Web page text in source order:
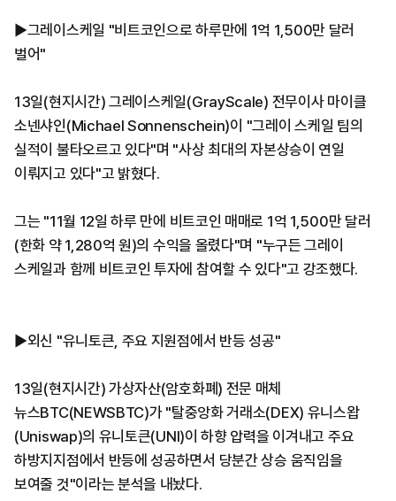
▶그레이스케일 "비트코인으로 하루만에 1억 1,500만 달러
벌어"
13일(현지시간) 그레이스케일(GrayScale) 전무이사 마이클
소넨샤인(Michael Sonnenschein)이 "그레이 스케일 팀의
실적이 불타오르고 있다"며 "사상 최대의 자본상승이 연일
이뤄지고 있다"고 밝혔다.
그는 "11월 12일 하루 만에 비트코인 매매로 1억 1,500만 달러
(한화 약 1,280억 원)의 수익을 올렸다"며 "누구든 그레이
스케일과 함께 비트코인 투자에 참여할 수 있다"고 강조했다.
▶외신 "유니토큰, 주요 지원점에서 반등 성공"
13일(현지시간) 가상자산(암호화폐) 전문 매체
뉴스BTC(NEWSBTC)가 "탈중앙화 거래소(DEX) 유니스왑
(Uniswap)의 유니토큰(UNI)이 하향 압력을 이겨내고 주요
하방지지점에서 반등에 성공하면서 당분간 상승 움직임을
보여줄 것"이라는 분석을 내놨다.